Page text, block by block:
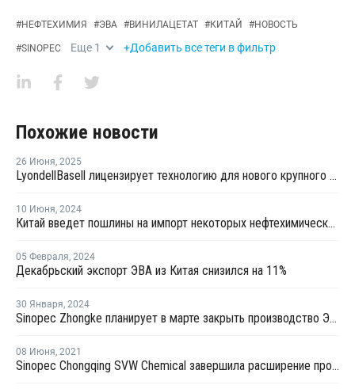
#НЕФТЕХИМИЯ #ЭВА #ВИНИЛАЦЕТАТ #КИТАЙ #НОВОСТЬ
#SINOPEC Еще 1 +Добавить все теги в фильтр
Похожие новости
26 Июня, 2025
LyondellBasell лицензирует технологию для нового крупного китайского полиолефинового комплекса
10 Июня, 2024
Китай введет пошлины на импорт некоторых нефтехимических продуктов из Тайваня
05 Февраля, 2024
Декабрьский экспорт ЭВА из Китая снизился на 11%
30 Января, 2024
Sinopec Zhongke планирует в марте закрыть производство ЭВА в Китае на ремонт
08 Июня, 2021
Sinopec Chongqing SVW Chemical завершила расширение производства сополимеров этилена винилацетата в Китае